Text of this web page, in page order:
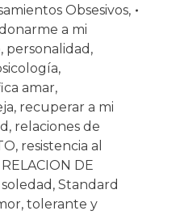
Obsesivos,
a mi
, personalidad ,
,
amar,
, recuperar a mi
, relaciones de
, resistencia al
RELACION DE
soledad , Standard
, tolerante y